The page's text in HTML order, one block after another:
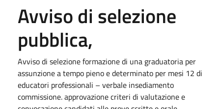
Avviso di selezione
pubblica,
Avviso di selezione formazione di una graduatoria per
assunzione a tempo pieno e determinato per mesi 12 di
educatori professionali – verbale insediamento
commissione. approvazione criteri di valutazione e